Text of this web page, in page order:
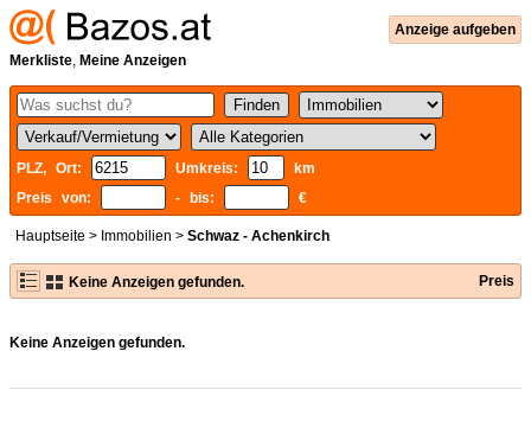
Anzeige aufgeben
Merkliste, Meine Anzeigen
PLZ, Ort: Umkreis:
km
Preis von:
- bis: €
Hauptseite > Immobilien > Schwaz - Achenkirch
Keine Anzeigen gefunden. Preis
Keine Anzeigen gefunden.